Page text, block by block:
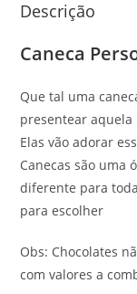
Descrição
Caneca
Que tal uma
presentear aquela
Elas vão adorar
Canecas são uma
diferente para
para escolher
Obs: Chocolates
com valores a